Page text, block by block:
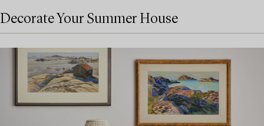
Decorate Your Summer House